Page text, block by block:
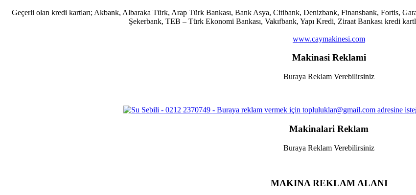
Geçerli olan kredi kartları; Akbank, Albaraka Türk, Arap Türk Bankası, Bank Asya, Citibank, Denizbank, Finansbank, Fortis,
Şekerbank, TEB – Türk Ekonomi Bankası, Vakıfbank, Yapı Kredi, Ziraat Bankası kredi
www.caymakinesi.com
Makinasi Reklami
Buraya Reklam Verebilirsiniz
Makinalari Reklam
Buraya Reklam Verebilirsiniz
MAKINA REKLAM ALANI